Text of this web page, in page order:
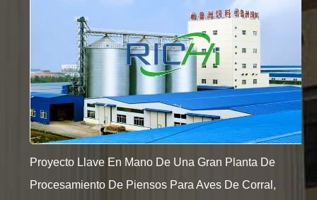
Proyecto Llave En Mano De Una Gran Planta De
Procesamiento De Piensos Para Aves De Corral,